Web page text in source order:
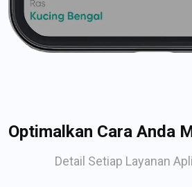
Optimalkan Cara Anda
Detail Setiap Layanan